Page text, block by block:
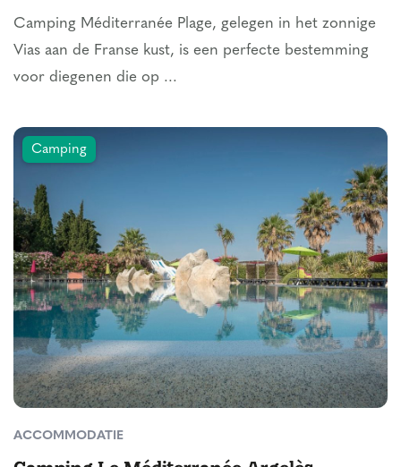
Camping Méditerranée Plage, gelegen in het zonnige
Vias aan de Franse kust, is een perfecte bestemming
voor diegenen die op ...
Camping
ACCOMMODATIE